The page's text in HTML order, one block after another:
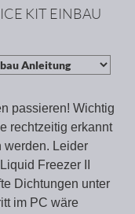
KIT EINBAU
passieren! Wichtig
rechtzeitig erkannt
werden. Leider
Freezer II
Dichtungen unter
im PC wäre